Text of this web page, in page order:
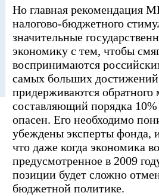
Но главная рекомендация
налогово-бюджетного
значительные
экономику с тем, чтобы
воспринимаются
самых больших
придерживаются
составляющий порядка
опасен. Его необходимо
убеждены эксперты фонда,
что даже когда экономика
предусмотренное в 2009
позиции будет сложно
бюджетной политике.